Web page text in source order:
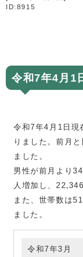
ID:8915
令和7年4月1
令和7年4月1日現
りました。前月
ました。
男性が前月より
人増加し、
また、世帯数は
ました。
令和7年3月